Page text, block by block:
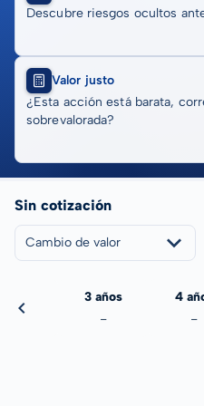
Descubre riesgos ocultos
Valor justo
¿Esta acción está barata,
sobrevalorada?
Sin cotización
Cambio de valor
3 años
-
4
-